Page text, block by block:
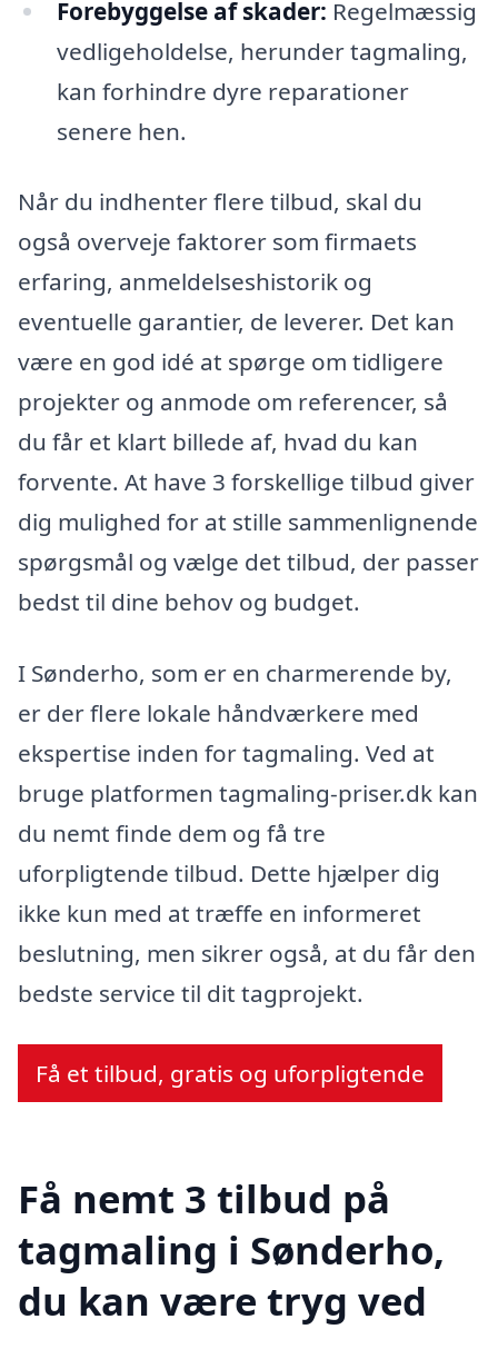
Forebyggelse af skader: Regelmæssig
vedligeholdelse, herunder tagmaling,
kan forhindre dyre reparationer
senere hen.
Når du indhenter flere tilbud, skal du
også overveje faktorer som firmaets
erfaring, anmeldelseshistorik og
eventuelle garantier, de leverer. Det kan
være en god idé at spørge om tidligere
projekter og anmode om referencer, så
du får et klart billede af, hvad du kan
forvente. At have 3 forskellige tilbud giver
dig mulighed for at stille sammenlignende
spørgsmål og vælge det tilbud, der passer
bedst til dine behov og budget.
I Sønderho, som er en charmerende by,
er der flere lokale håndværkere med
ekspertise inden for tagmaling. Ved at
bruge platformen tagmaling-priser.dk kan
du nemt finde dem og få tre
uforpligtende tilbud. Dette hjælper dig
ikke kun med at træffe en informeret
beslutning, men sikrer også, at du får den
bedste service til dit tagprojekt.
Få et tilbud, gratis og uforpligtende
Få nemt 3 tilbud på
tagmaling i Sønderho,
du kan være tryg ved